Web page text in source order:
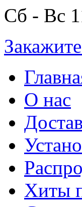
Сб - Вс
О нас
Хиты